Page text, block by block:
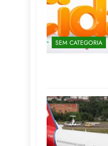
SEM CATEGORIA